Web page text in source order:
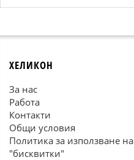
ХЕЛИКОН
За нас
Работа
Контакти
Общи условия
Политика за използване на
"бисквитки"